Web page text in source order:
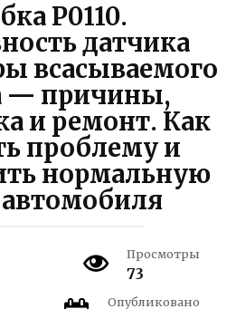
P0110.
датчика
всасываемого
— причины,
и ремонт. Как
проблему и
нормальную
Просмотры
73
Опубликовано